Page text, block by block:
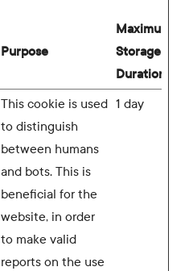
Purpose
Maximum
Storage
Duration
This cookie is used
to distinguish
between humans
and bots. This is
beneficial for the
website, in order
to make valid
reports on the use
1 day